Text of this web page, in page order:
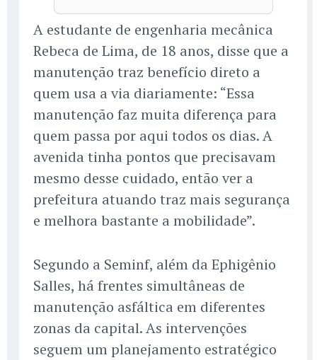
A estudante de engenharia mecânica
Rebeca de Lima, de 18 anos, disse que a
manutenção traz benefício direto a
quem usa a via diariamente: “Essa
manutenção faz muita diferença para
quem passa por aqui todos os dias. A
avenida tinha pontos que precisavam
mesmo desse cuidado, então ver a
prefeitura atuando traz mais segurança
e melhora bastante a mobilidade”.
Segundo a Seminf, além da Ephigênio
Salles, há frentes simultâneas de
manutenção asfáltica em diferentes
zonas da capital. As intervenções
seguem um planejamento estratégico